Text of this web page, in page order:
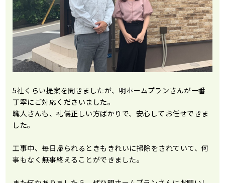
5社くらい提案を聞きましたが、明ホームプランさんが一番
丁寧にご対応くださいました。
職人さんも、礼儀正しい方ばかりで、安心してお任せできま
した。
工事中、毎日帰られるときもきれいに掃除をされていて、何
事もなく無事終えることができました。